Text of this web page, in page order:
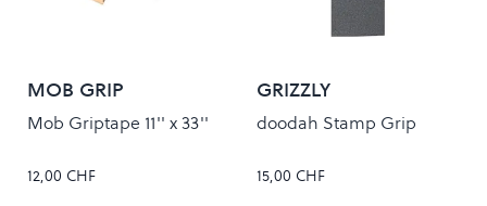
MOB GRIP
Mob Griptape 11'' x 33''
12,00 CHF
GRIZZLY
doodah Stamp Grip
15,00 CHF